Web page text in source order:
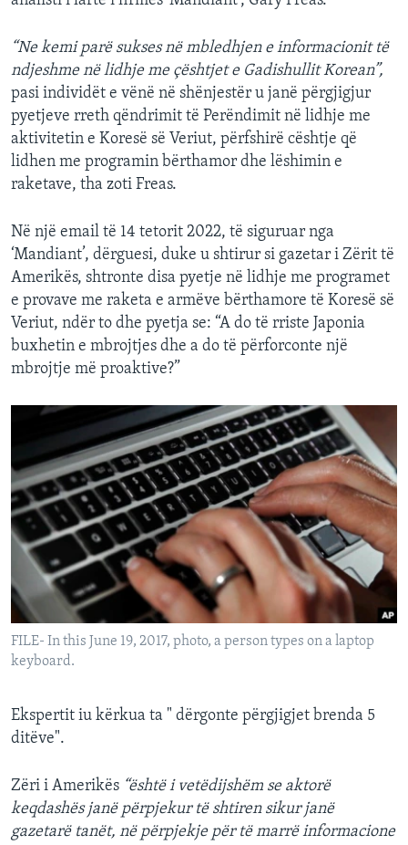
“Ne kemi parë sukses në mbledhjen e informacionit të
ndjeshme në lidhje me çështjet e Gadishullit Korean”,
pasi individët e vënë në shënjestër u janë përgjigjur
pyetjeve rreth qëndrimit të Perëndimit në lidhje me
aktivitetin e Koresë së Veriut, përfshirë cështje që
lidhen me programin bërthamor dhe lëshimin e
raketave, tha zoti Freas.
Në një email të 14 tetorit 2022, të siguruar nga
‘Mandiant’, dërguesi, duke u shtirur si gazetar i Zërit të
Amerikës, shtronte disa pyetje në lidhje me programet
e provave me raketa e armëve bërthamore të Koresë së
Veriut, ndër to dhe pyetja se: “A do të rriste Japonia
buxhetin e mbrojtjes dhe a do të përforconte një
mbrojtje më proaktive?”
FILE- In this June 19, 2017, photo, a person types on a laptop
keyboard.
Ekspertit iu kërkua ta " dërgonte përgjigjet brenda 5
ditëve".
Zëri i Amerikës “është i vetëdijshëm se aktorë
keqdashës janë përpjekur të shtiren sikur janë
gazetarë tanët, në përpjekje për të marrë informacione